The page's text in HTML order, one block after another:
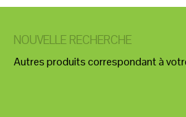
NOUVELLE RECHERCHE
Autres produits correspondant à